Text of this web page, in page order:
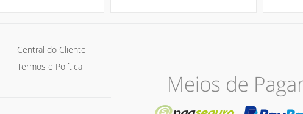
Central do Cliente
Termos e Política